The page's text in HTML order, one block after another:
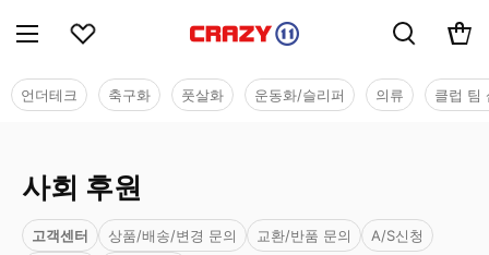
언더테크 축구화 풋살화 운동화/슬리퍼 의류 클럽 팀
사회 후원
고객센터 상품/배송/변경 문의 교환/반품 문의
A/S신청